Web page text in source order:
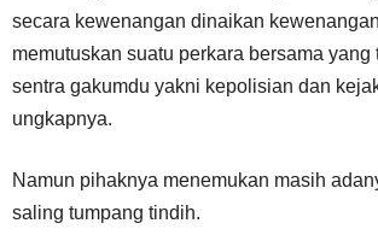
secara kewenangan dinaikan
memutuskan suatu perkara bersama
sentra gakumdu yakni kepolisian dan
ungkapnya.
Namun pihaknya menemukan masih
saling tumpang tindih.